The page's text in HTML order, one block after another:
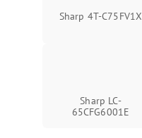
Sharp 4T-C75FV1X
Sharp LC-
65CFG6001E